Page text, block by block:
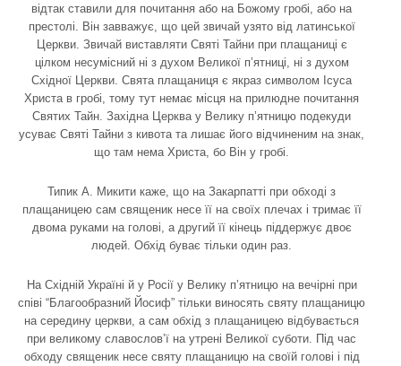
відтак ставили для почитання або на Божому гробі, або на
престолі. Він завважує, що цей звичай узято від латинської
Церкви. Звичай виставляти Святі Тайни при плащаниці є
цілком несумісний ні з духом Великої п’ятниці, ні з духом
Східної Церкви. Свята плащаниця є якраз символом Ісуса
Христа в гробі, тому тут немає місця на прилюдне почитання
Святих Тайн. Західна Церква у Велику п’ятницю подекуди
усуває Святі Тайни з кивота та лишає його відчиненим на знак,
що там нема Христа, бо Він у гробі.
Типик А. Микити каже, що на Закарпатті при обході з
плащаницею сам священик несе її на своїх плечах і тримає її
двома руками на голові, а другий її кінець піддержує двоє
людей. Обхід буває тільки один раз.
На Східній Україні й у Росії у Велику п’ятницю на вечірні при
співі “Благообразний Йосиф” тільки виносять святу плащаницю
на середину церкви, а сам обхід з плащаницею відбувається
при великому славослов’ї на утрені Великої суботи. Під час
обходу священик несе святу плащаницю на своїй голові і під